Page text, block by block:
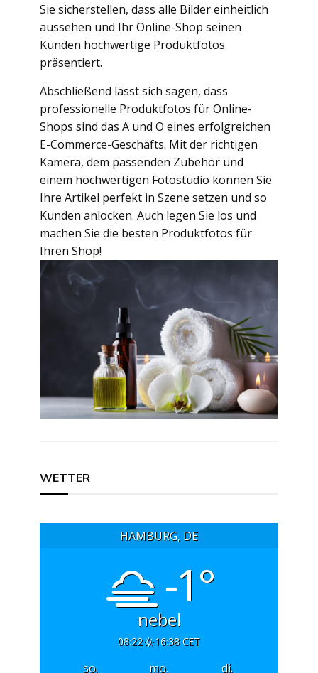
Sie sicherstellen, dass alle Bilder einheitlich
aussehen und Ihr Online-Shop seinen
Kunden hochwertige Produktfotos
präsentiert.
Abschließend lässt sich sagen, dass
professionelle Produktfotos für Online-
Shops sind das A und O eines erfolgreichen
E-Commerce-Geschäfts. Mit der richtigen
Kamera, dem passenden Zubehör und
einem hochwertigen Fotostudio können Sie
Ihre Artikel perfekt in Szene setzen und so
Kunden anlocken. Auch legen Sie los und
machen Sie die besten Produktfotos für
Ihren Shop!
WETTER
HAMBURG, DE
-1°
nebel
08:22 16:38 CET
so. mo. di.